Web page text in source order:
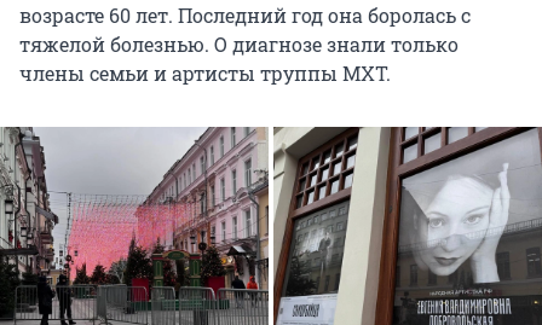
возрасте 60 лет. Последний год она боролась с
тяжелой болезнью. О диагнозе знали только
члены семьи и артисты труппы МХТ.